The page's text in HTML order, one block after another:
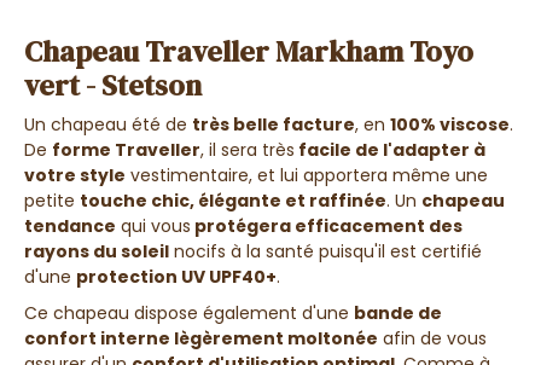
Chapeau Traveller Markham Toyo
vert - Stetson
Un chapeau été de très belle facture, en 100% viscose.
De forme Traveller, il sera très facile de l'adapter à
votre style vestimentaire, et lui apportera même une
petite touche chic, élégante et raffinée. Un chapeau
tendance qui vous protégera efficacement des
rayons du soleil nocifs à la santé puisqu'il est certifié
d'une protection UV UPF40+.
Ce chapeau dispose également d'une bande de
confort interne lègèrement moltonée afin de vous